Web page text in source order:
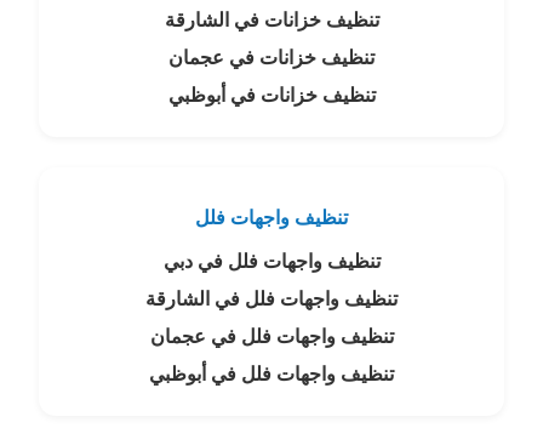
تنظيف خزانات في الشارقة
تنظيف خزانات في عجمان
تنظيف خزانات في أبوظبي
تنظيف واجهات فلل
تنظيف واجهات فلل في دبي
تنظيف واجهات فلل في الشارقة
تنظيف واجهات فلل في عجمان
تنظيف واجهات فلل في أبوظبي